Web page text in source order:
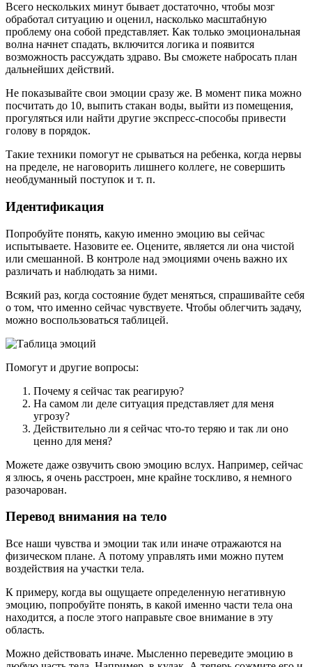
Всего нескольких минут бывает достаточно, чтобы мозг
обработал ситуацию и оценил, насколько масштабную
проблему она собой представляет. Как только эмоциональная
волна начнет спадать, включится логика и появится
возможность рассуждать здраво. Вы сможете набросать план
дальнейших действий.
Не показывайте свои эмоции сразу же. В момент пика можно
посчитать до 10, выпить стакан воды, выйти из помещения,
прогуляться или найти другие экспресс-способы привести
голову в порядок.
Такие техники помогут не срываться на ребенка, когда нервы
на пределе, не наговорить лишнего коллеге, не совершить
необдуманный поступок и т. п.
Идентификация
Попробуйте понять, какую именно эмоцию вы сейчас
испытываете. Назовите ее. Оцените, является ли она чистой
или смешанной. В контроле над эмоциями очень важно их
различать и наблюдать за ними.
Всякий раз, когда состояние будет меняться, спрашивайте себя
о том, что именно сейчас чувствуете. Чтобы облегчить задачу,
можно воспользоваться таблицей.
Помогут и другие вопросы:
Почему я сейчас так реагирую?
На самом ли деле ситуация представляет для меня
угрозу?
Действительно ли я сейчас что-то теряю и так ли оно
ценно для меня?
Можете даже озвучить свою эмоцию вслух. Например, сейчас
я злюсь, я очень расстроен, мне крайне тоскливо, я немного
разочарован.
Перевод внимания на тело
Все наши чувства и эмоции так или иначе отражаются на
физическом плане. А потому управлять ими можно путем
воздействия на участки тела.
К примеру, когда вы ощущаете определенную негативную
эмоцию, попробуйте понять, в какой именно части тела она
находится, а после этого направьте свое внимание в эту
область.
Можно действовать иначе. Мысленно переведите эмоцию в